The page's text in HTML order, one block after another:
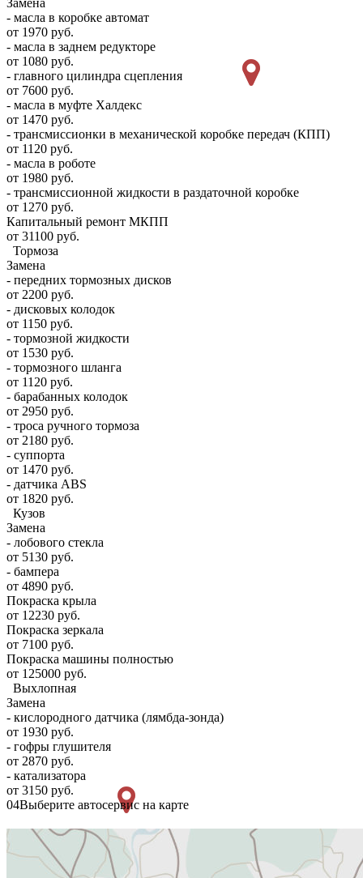
- масла в коробке автомат
от 1970 руб.
- масла в заднем редукторе
от 1080 руб.
- главного цилиндра сцепления
от 7600 руб.
- масла в муфте Халдекс
от 1470 руб.
- трансмиссионки в механической коробке передач (КПП)
от 1120 руб.
- масла в роботе
от 1980 руб.
- трансмиссионной жидкости в раздаточной коробке
от 1270 руб.
Капитальный ремонт МКПП
от 31100 руб.
Тормоза
Замена
- передних тормозных дисков
от 2200 руб.
- дисковых колодок
от 1150 руб.
- тормозной жидкости
от 1530 руб.
- тормозного шланга
от 1120 руб.
- барабанных колодок
от 2950 руб.
- троса ручного тормоза
от 2180 руб.
- суппорта
от 1470 руб.
- датчика ABS
от 1820 руб.
Кузов
Замена
- лобового стекла
от 5130 руб.
- бампера
от 4890 руб.
Покраска крыла
от 12230 руб.
Покраска зеркала
от 7100 руб.
Покраска машины полностью
от 125000 руб.
Выхлопная
Замена
- кислородного датчика (лямбда-зонда)
от 1930 руб.
- гофры глушителя
от 2870 руб.
- катализатора
от 3150 руб.
04Выберите автосервис на карте